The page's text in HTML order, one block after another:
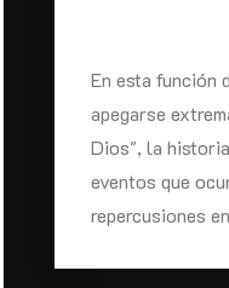
En esta función
apegarse
Dios", la
eventos que
repercusiones